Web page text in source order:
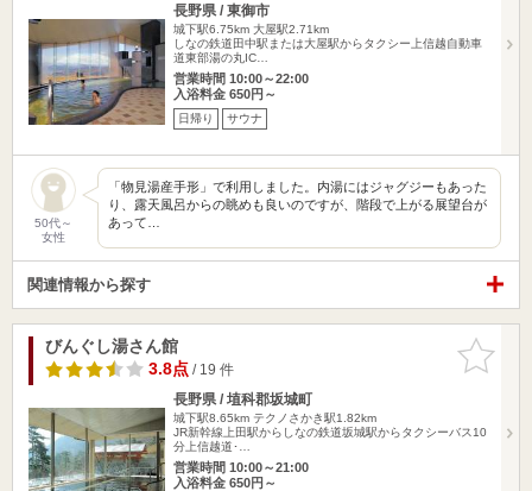
長野県 / 東御市
城下駅6.75km 大屋駅2.71km
しなの鉄道田中駅または大屋駅からタクシー上信越自動車
道東部湯の丸IC…
営業時間 10:00～22:00
入浴料金 650円～
日帰り サウナ
50代～
女性
「物見湯産手形」で利用しました。内湯にはジャグジーもあった
り、露天風呂からの眺めも良いのですが、階段で上がる展望台が
あって…
関連情報から探す
お気に入
りに追加
びんぐし湯さん館
3.8点/ 19 件
長野県 / 埴科郡坂城町
城下駅8.65km テクノさかき駅1.82km
JR新幹線上田駅からしなの鉄道坂城駅からタクシーバス10
分上信越道･…
営業時間 10:00～21:00
入浴料金 650円～